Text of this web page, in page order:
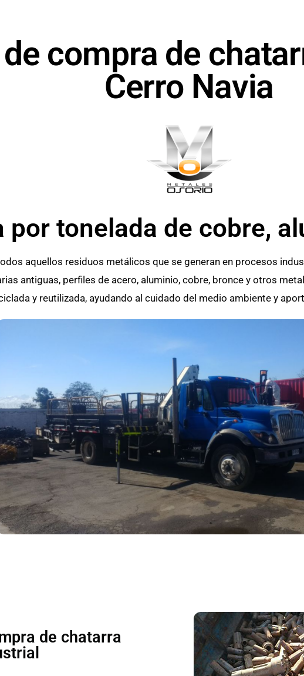
compra de
Cerro Navia
por tonelada de cobre,
aquellos residuos metálicos que se generan en procesos
antiguas, perfiles de acero, aluminio, cobre, bronce y otros
y reutilizada, ayudando al cuidado del medio ambiente y
de chatarra